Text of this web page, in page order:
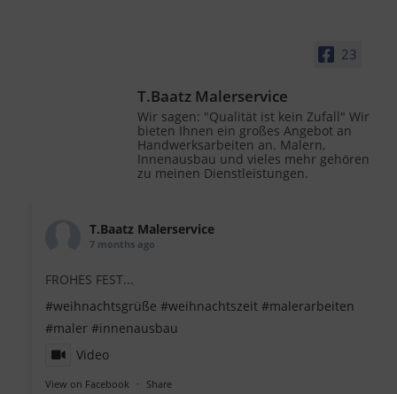
23
T.Baatz Malerservice
Wir sagen: "Qualität ist kein Zufall" Wir
bieten Ihnen ein großes Angebot an
Handwerksarbeiten an. Malern,
Innenausbau und vieles mehr gehören
zu meinen Dienstleistungen.
T.Baatz Malerservice
7 months ago
FROHES FEST...
#weihnachtsgrüße #weihnachtszeit #malerarbeiten
#maler #innenausbau
Video
View on Facebook · Share